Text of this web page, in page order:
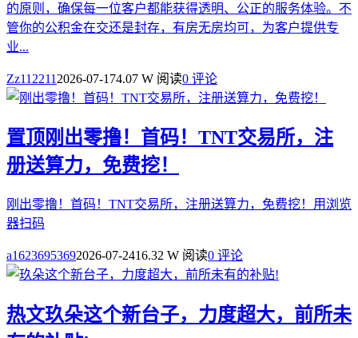
的原则，确保每一位客户都能获得透明、公正的服务体验。不
管你的公积金在交还是封存，有房无房均可，为客户提供专
业...
Zz112211 2026-07-174.07 W 阅读0 评论
置顶刚出零撸！首码！TNT交易所，注
册送算力，免费挖！
刚出零撸！首码！TNT交易所，注册送算力，免费挖！用浏览
器扫码
a16236953692026-07-2416.32 W 阅读0 评论
热文玖朵这个新台子，力度超大，前所未